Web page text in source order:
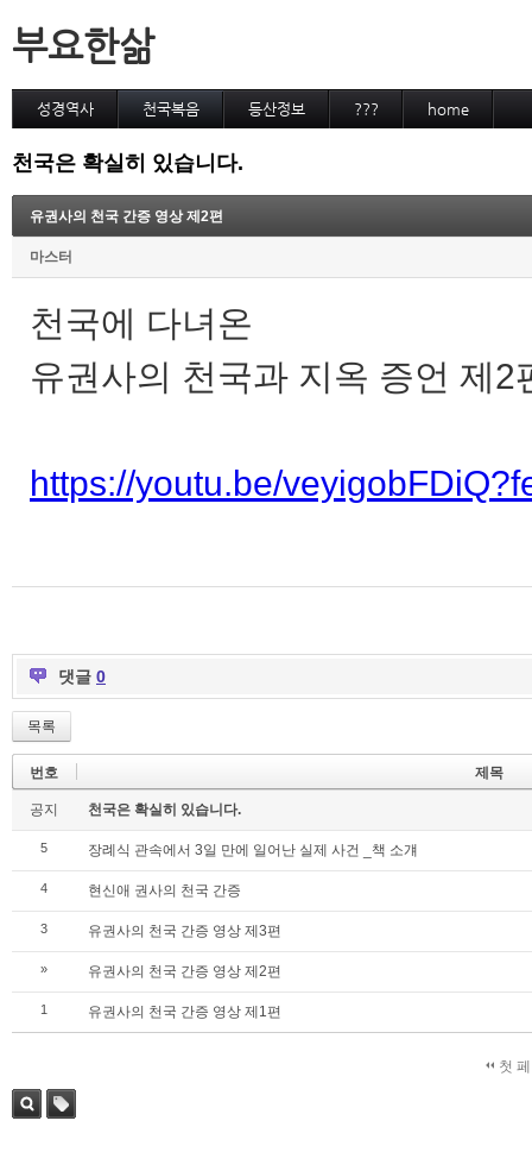
부요한삶
성경역사 천국복음 등산정보 ??? home
천국은 확실히 있습니다.
유권사의 천국 간증 영상 제2편
마스터
천국에 다녀온
유권사의 천국과 지옥 증언 제
https://youtu.be/
댓글 0
목록
번호 제목
공지 천국은 확실히 있습니다.
5 장례식 관속에서 3일 만에 일어난 실제 사건 _책 소걔
4 현신애 권사의 천국 간증
3 유권사의 천국 간증 영상 제3편
» 유권사의 천국 간증 영상 제2편
1 유권사의 천국 간증 영상 제1편
첫